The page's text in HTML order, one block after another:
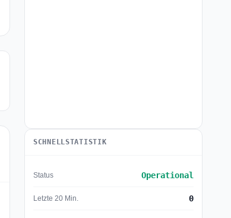
SCHNELLSTATISTIK
Status Operational
Letzte 20 Min. 0